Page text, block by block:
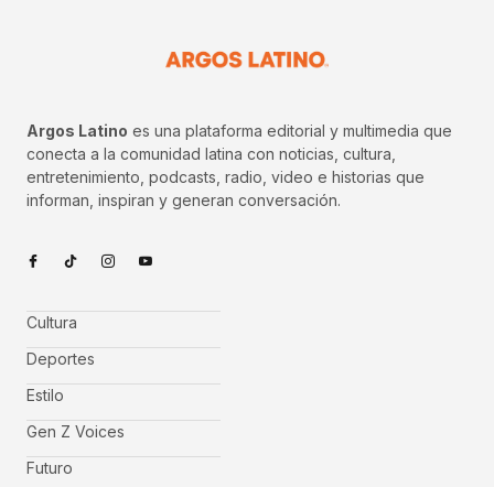
Argos Latino es una plataforma editorial y multimedia que
conecta a la comunidad latina con noticias, cultura,
entretenimiento, podcasts, radio, video e historias que
informan, inspiran y generan conversación.
Cultura
Deportes
Estilo
Gen Z Voices
Futuro